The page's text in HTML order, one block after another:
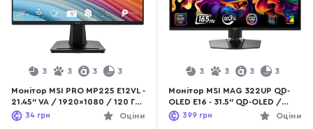
3 3 3 3
Монітор MSI PRO MP225 E12VL -
21.45" VA / 1920×1080 / 120 Гц
/ Adaptive Sync
Оціни
34 грн
3 3 3 3
Монітор MSI MAG 322UP QD-
OLED E16 - 31.5" QD-OLED /
3840×2160 / 165 Гц / Adaptive
Sync / HAS
Оціни
399 грн